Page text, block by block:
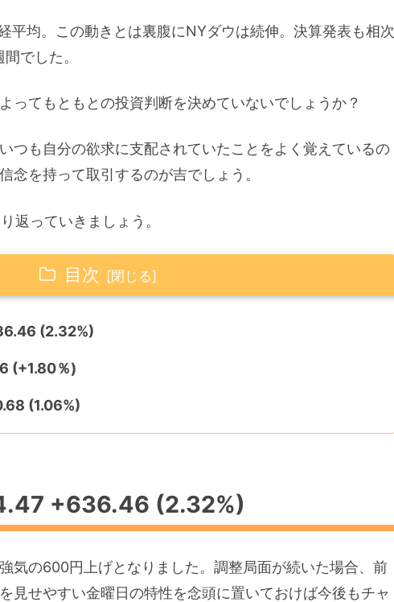
平均。この動きとは裏腹にNYダウは続伸。決算発表も相次
でした。
ってもともとの投資判断を決めていないでしょうか？
つも自分の欲求に支配されていたことをよく覚えているの
念を持って取引するのが吉でしょう。
返っていきましょう。
目次
(2.32%)
(+1.80％)
(1.06%)
+636.46 (2.32%)
気の600円上げとなりました。調整局面が続いた場合、前
見せやすい金曜日の特性を念頭に置いておけば今後もチャ